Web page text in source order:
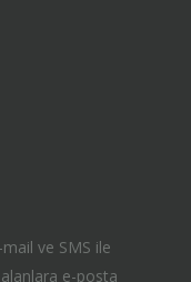
ve SMS ile
e-posta